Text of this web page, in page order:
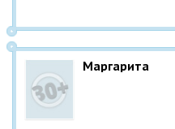
Маргарита